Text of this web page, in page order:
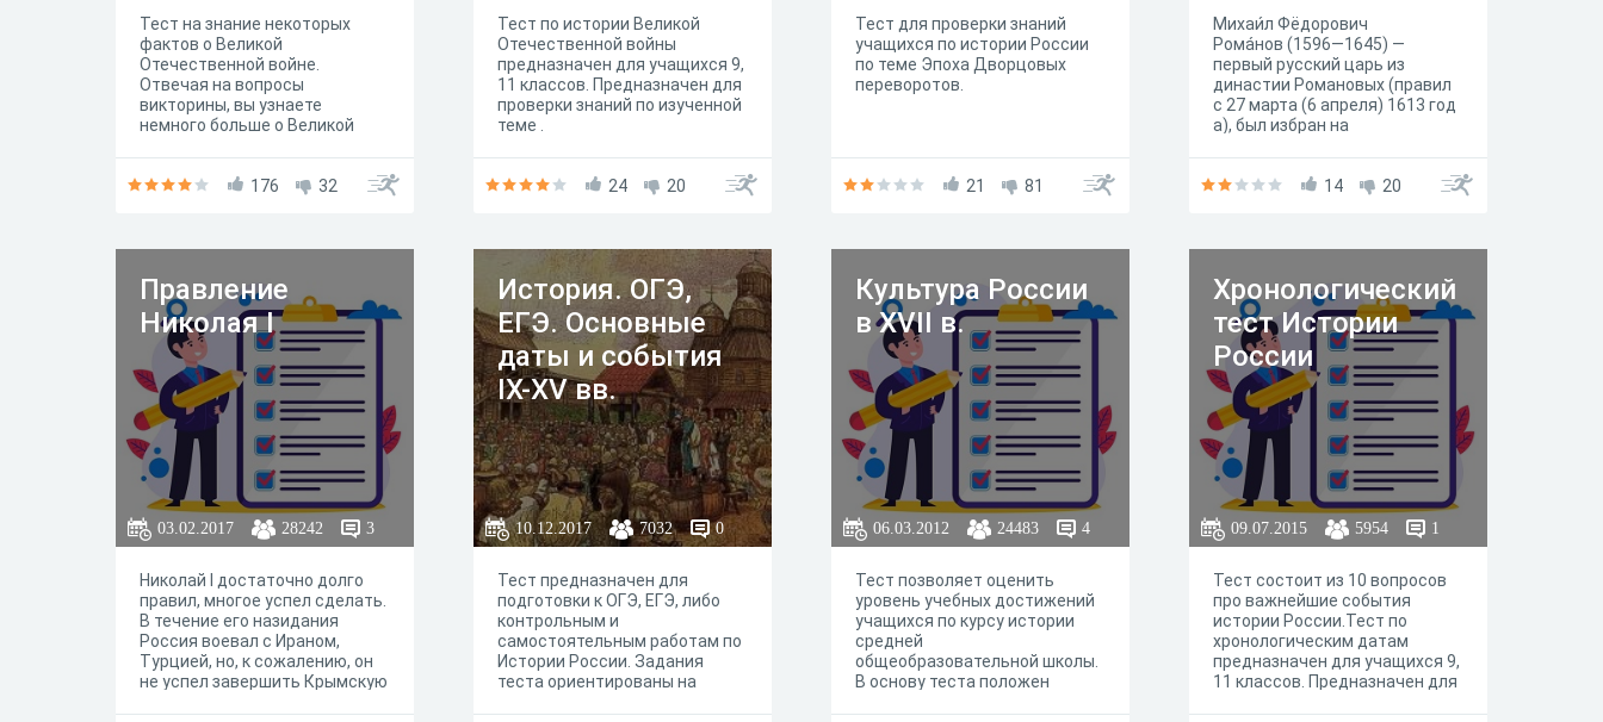
Тест на знание некоторых
фактов о Великой
Отечественной войне.
Отвечая на вопросы
викторины, вы узнаете
немного больше о Великой
176 32
Тест по истории Великой
Отечественной войны
предназначен для учащихся 9,
11 классов. Предназначен для
проверки знаний по изученной
теме .
24 20
Тест для проверки знаний
учащихся по истории России
по теме Эпоха Дворцовых
переворотов.
21 81
Михаи́л Фёдорович
Рома́нов (1596—1645) —
первый русский царь из
династии Романовых (правил
с 27 марта (6 апреля) 1613 год
а), был избран на
1613 года.
14 20
Правление
Николая I
03.02.2017 28242 3
Николай I достаточно долго
правил, многое успел сделать.
В течение его назидания
Россия воевал с Ираном,
Турцией, но, к сожалению, он
не успел завершить Крымскую
История. ОГЭ,
ЕГЭ. Основные
даты и события
IX-XV вв.
10.12.2017 7032 0
Тест предназначен для
подготовки к ОГЭ, ЕГЭ, либо
контрольным и
самостоятельным работам по
Истории России. Задания
теста ориентированы на
Культура России
в XVII в.
06.03.2012 24483 4
Тест позволяет оценить
уровень учебных достижений
учащихся по курсу истории
средней
общеобразовательной школы.
В основу теста положен
Хронологический
тест Истории
России
09.07.2015 5954 1
Тест состоит из 10 вопросов
про важнейшие события
истории России.Тест по
хронологическим датам
предназначен для учащихся 9,
11 классов. Предназначен для